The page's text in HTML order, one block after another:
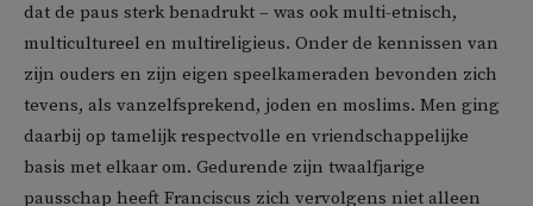
dat de paus sterk benadrukt – was ook multi-etnisch,
multicultureel en multireligieus. Onder de kennissen van
zijn ouders en zijn eigen speelkameraden bevonden zich
tevens, als vanzelfsprekend, joden en moslims. Men ging
daarbij op tamelijk respectvolle en vriendschappelijke
basis met elkaar om. Gedurende zijn twaalfjarige
pausschap heeft Franciscus zich vervolgens niet alleen